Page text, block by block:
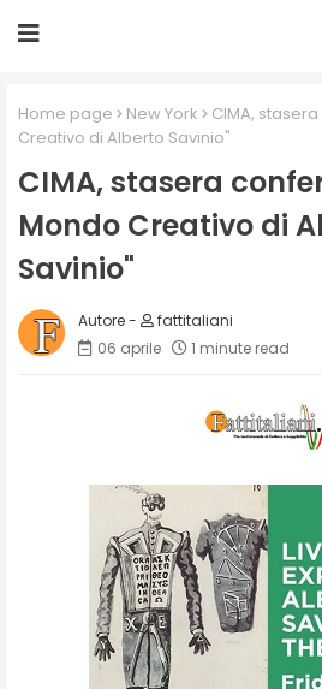
Home page New York
CIMA,
Creativo di Alberto Savinio"
CIMA, stasera
Mondo Creativo di
Savinio"
fattitaliani
06 aprile
1 minute read